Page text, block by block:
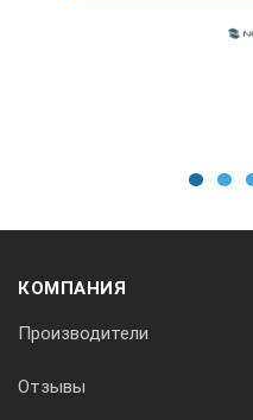
КОМПАНИЯ
Производители
Отзывы